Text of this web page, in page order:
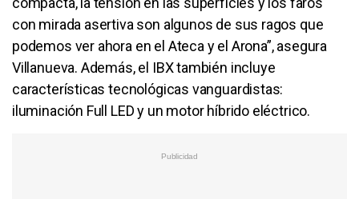
con mirada asertiva son algunos de sus ragos que
podemos ver ahora en el Ateca y el Arona”, asegura
Villanueva. Además, el IBX también incluye
características tecnológicas vanguardistas:
iluminación Full LED y un motor híbrido eléctrico.